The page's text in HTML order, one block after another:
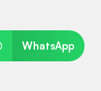
WhatsApp